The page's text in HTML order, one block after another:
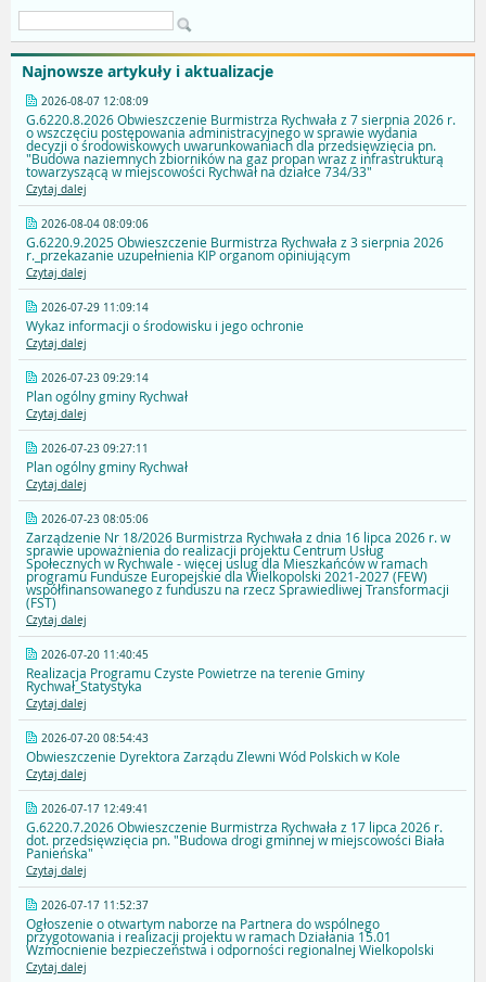
Najnowsze artykuły i aktualizacje
2026-08-07 12:08:09
G.6220.8.2026 Obwieszczenie Burmistrza Rychwała z 7 sierpnia 2026 r.
o wszczęciu postępowania administracyjnego w sprawie wydania
decyzji o środowiskowych uwarunkowaniach dla przedsięwzięcia pn.
"Budowa naziemnych zbiorników na gaz propan wraz z infrastrukturą
towarzyszącą w miejscowości Rychwał na działce 734/33"
Czytaj dalej
2026-08-04 08:09:06
G.6220.9.2025 Obwieszczenie Burmistrza Rychwała z 3 sierpnia 2026
r._przekazanie uzupełnienia KIP organom opiniującym
Czytaj dalej
2026-07-29 11:09:14
Wykaz informacji o środowisku i jego ochronie
Czytaj dalej
2026-07-23 09:29:14
Plan ogólny gminy Rychwał
Czytaj dalej
2026-07-23 09:27:11
Plan ogólny gminy Rychwał
Czytaj dalej
2026-07-23 08:05:06
Zarządzenie Nr 18/2026 Burmistrza Rychwała z dnia 16 lipca 2026 r. w
sprawie upoważnienia do realizacji projektu Centrum Usług
Społecznych w Rychwale - więcej uslug dla Mieszkańców w ramach
programu Fundusze Europejskie dla Wielkopolski 2021-2027 (FEW)
współfinansowanego z funduszu na rzecz Sprawiedliwej Transformacji
(FST)
Czytaj dalej
2026-07-20 11:40:45
Realizacja Programu Czyste Powietrze na terenie Gminy
Rychwał_Statystyka
Czytaj dalej
2026-07-20 08:54:43
Obwieszczenie Dyrektora Zarządu Zlewni Wód Polskich w Kole
Czytaj dalej
2026-07-17 12:49:41
G.6220.7.2026 Obwieszczenie Burmistrza Rychwała z 17 lipca 2026 r.
dot. przedsięwzięcia pn. "Budowa drogi gminnej w miejscowości Biała
Panieńska"
Czytaj dalej
2026-07-17 11:52:37
Ogłoszenie o otwartym naborze na Partnera do wspólnego
przygotowania i realizacji projektu w ramach Działania 15.01
Wzmocnienie bezpieczeństwa i odporności regionalnej Wielkopolski
Czytaj dalej